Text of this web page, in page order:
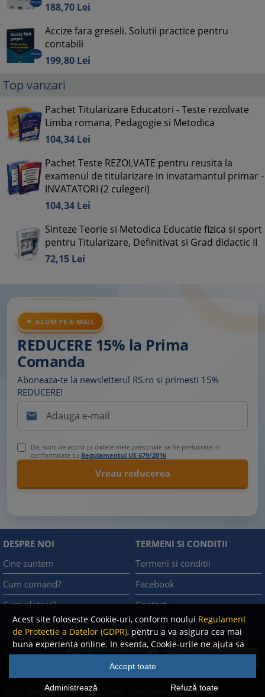
Acest site foloseste Cookie-uri, conform noului Regulament
de Protectie a Datelor (GDPR), pentru a va asigura cea mai
buna experienta online. In esenta, Cookie-urile ne ajuta sa
imbunatatim continutul de pe site, oferindu-va dvs.,
cititorul, o experienta online personalizata si mult mai
rapida. Ele sunt folosite doar de site-ul nostru si partenerii
nostri de incredere. Click
pentru detalii despre politica
Accept toate
Administrează Refuză toate
188,70 Lei
Accize fara greseli. Solutii practice pentru
contabili
199,80 Lei
Top vanzari
Pachet Titularizare Educatori - Teste rezolvate
Limba romana, Pedagogie si Metodica
104,34 Lei
Pachet Teste REZOLVATE pentru reusita la
examenul de titularizare in invatamantul primar -
INVATATORI (2 culegeri)
104,34 Lei
Sinteze Teorie si Metodica Educatie fizica si sport
pentru Titularizare, Definitivat si Grad didactic II
72,15 Lei
ACUM PE E-MAIL
REDUCERE 15% la Prima
Comanda
Aboneaza-te la newsletterul RS.ro si primesti 15%
REDUCERE!

Da, sunt de acord ca datele mele personale sa fie prelucrate in
conformitate cu Regulamentul UE 679/2016
DESPRE NOI
Cine suntem
Cum comand?
Cum platesc?
Cum returnez
TERMENI SI CONDITII
Termeni si conditii
Facebook
Contact
Politica de confidentialitate
©
2026 Rentrop & Straton
Toate drepturile rezervate